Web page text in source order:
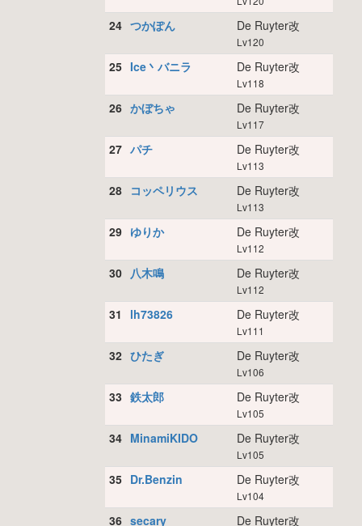
24 つかぽん De Ruyter改
Lv120
25 Ice丶バニラ De Ruyter改
Lv118
26 かぼちゃ De Ruyter改
Lv117
27 パチ De Ruyter改
Lv113
28 コッペリウス De Ruyter改
Lv113
29 ゆりか De Ruyter改
Lv112
30 八木鳴 De Ruyter改
Lv112
31 lh73826 De Ruyter改
Lv111
32 ひたぎ De Ruyter改
Lv106
33 鉄太郎 De Ruyter改
Lv105
34 MinamiKIDO De Ruyter改
Lv105
35 Dr.Benzin De Ruyter改
Lv104
36 secary De Ruyter改